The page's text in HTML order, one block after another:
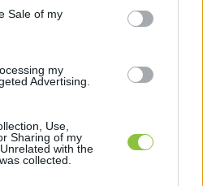
Sale of my
my
Advertising.
Use,
Sharing of my
with the
collected.
kétszer kértem, hogy
biztos, hogy ott is
most megfelel, vagy nem
Le van írva feketén-
hogy valaki betöltse az
Én láttam, amit az
ez nem felel